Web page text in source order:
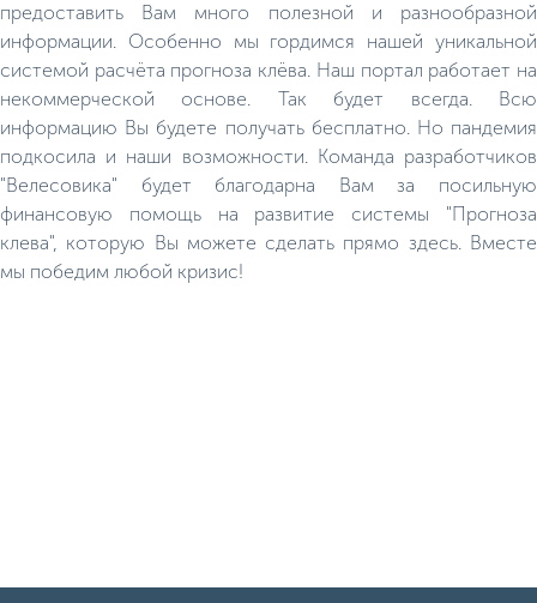
предоставить Вам много полезной и разнообразной
информации. Особенно мы гордимся нашей уникальной
системой расчёта прогноза клёва. Наш портал работает на
некоммерческой основе. Так будет всегда. Всю
информацию Вы будете получать бесплатно. Но пандемия
подкосила и наши возможности. Команда разработчиков
"Велесовика" будет благодарна Вам за посильную
финансовую помощь на развитие системы "Прогноза
клева", которую Вы можете сделать прямо здесь. Вместе
мы победим любой кризис!